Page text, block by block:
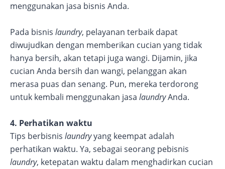
menggunakan jasa bisnis Anda.
Pada bisnis laundry, pelayanan terbaik dapat
diwujudkan dengan memberikan cucian yang tidak
hanya bersih, akan tetapi juga wangi. Dijamin, jika
cucian Anda bersih dan wangi, pelanggan akan
merasa puas dan senang. Pun, mereka terdorong
untuk kembali menggunakan jasa laundryAnda.
4. Perhatikan waktu
Tips berbisnis laundryyang keempat adalah
perhatikan waktu. Ya, sebagai seorang pebisnis
laundry, ketepatan waktu dalam menghadirkan cucian